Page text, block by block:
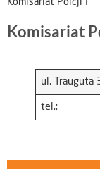
Komisariat Polcji I
Komisariat
ul. Trauguta
tel.: